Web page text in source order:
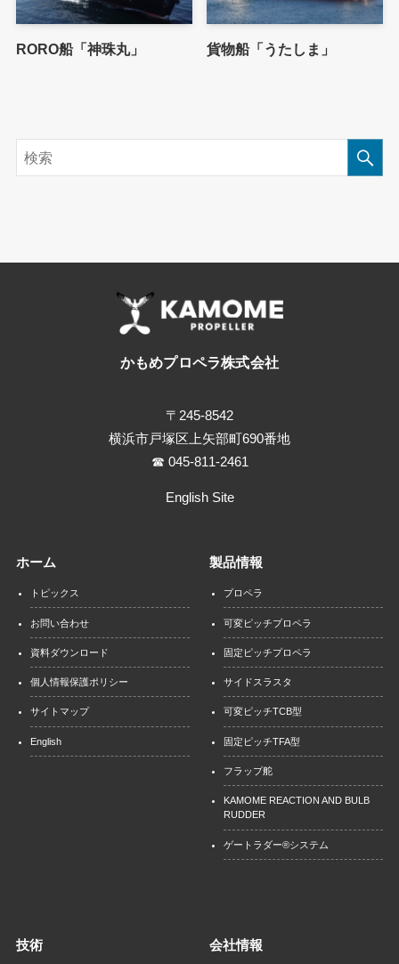
RORO船「神珠丸」 貨物船「うたしま」
かもめプロペラ株式会社
〒245-8542
横浜市戸塚区上矢部町690番地
☎ 045-811-2461
English Site
ホーム
トピックス
お問い合わせ
資料ダウンロード
個人情報保護ポリシー
サイトマップ
English
製品情報
プロペラ
可変ピッチプロペラ
固定ピッチプロペラ
サイドスラスタ
可変ピッチTCB型
固定ピッチTFA型
フラップ舵
KAMOME REACTION AND BULB
RUDDER
ゲートラダー®システム
技術 会社情報